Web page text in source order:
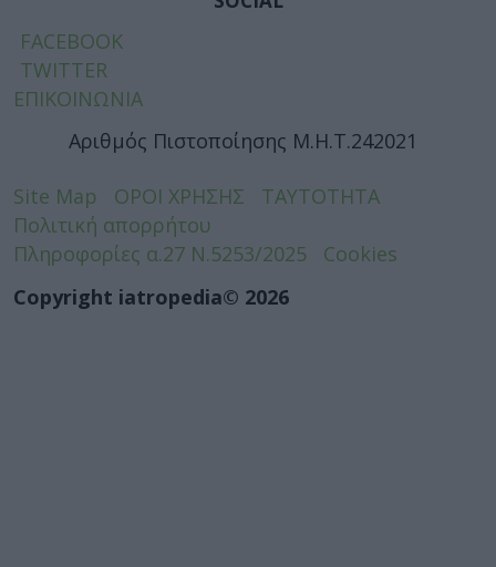
FACEBOOK
TWITTER
ΕΠΙΚΟΙΝΩΝΙΑ
Αριθμός Πιστοποίησης Μ.Η.Τ.242021
Site Map ΟΡΟΙ ΧΡΗΣΗΣ
ΤΑΥΤΟΤΗΤΑ
Πολιτική απορρήτου
Πληροφορίες α.27 Ν.5253/2025
Cookies
Copyright iatropedia© 2026